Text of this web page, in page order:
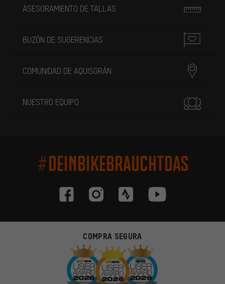
ASESORAMIENTO DE TALLAS
BUZÓN DE SUGERENCIAS
COMUNIDAD DE AQUISGRÁN
NUESTRO EQUIPO
#DEINBIKEBRAUCHTDAS
COMPRA SEGURA